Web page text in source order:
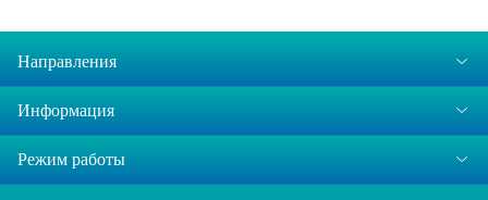
Направления
Информация
Режим работы